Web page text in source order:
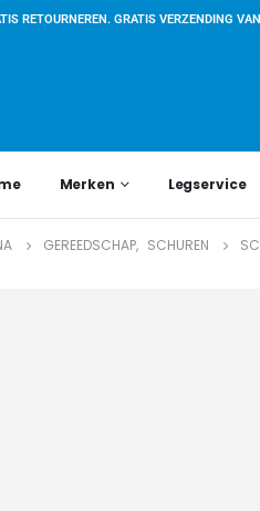
RETOURNEREN. GRATIS VERZENDING
Merken Legservice
GEREEDSCHAP, SCHUREN